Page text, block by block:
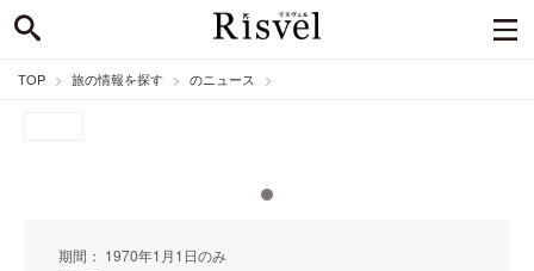
TOP 旅の情報を探す のニュース
期間： 1970年1月1日のみ